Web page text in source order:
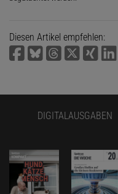
Diesen Artikel empfehlen:
DIGITALAUSGABEN